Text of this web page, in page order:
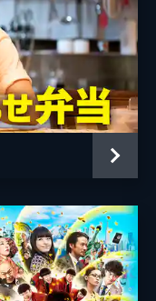
大地康雄
矢口史靖
矢口史靖
野村卓史
永井聖士